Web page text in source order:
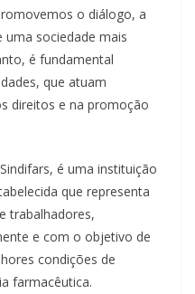
o diálogo, a
sociedade mais
é fundamental
que atuam
direitos e na promoção
é uma instituição
que representa
trabalhadores,
e com o objetivo de
condições de
farmacêutica.